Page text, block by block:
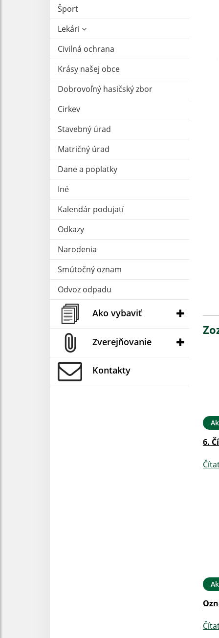
Šport
Lekári
Civilná ochrana
Krásy našej obce
Dobrovoľný hasičský zbor
Cirkev
Stavebný úrad
Matričný úrad
Dane a poplatky
Iné
Kalendár podujatí
Odkazy
Narodenia
Smútočný oznam
Odvoz odpadu
Ako vybaviť
Zverejňovanie
Kontakty
6.